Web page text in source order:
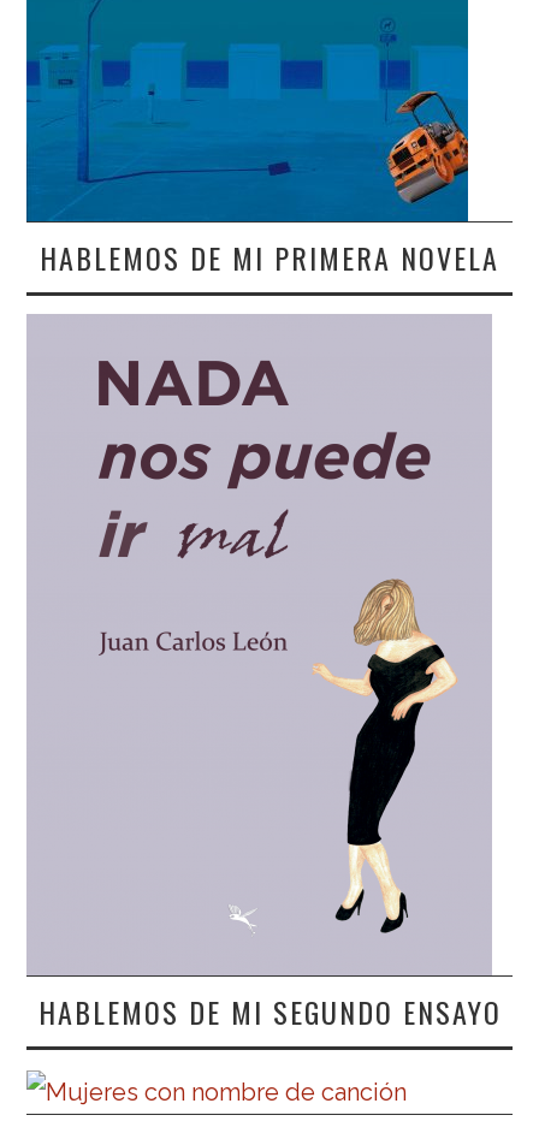
HABLEMOS DE MI PRIMERA NOVELA
HABLEMOS DE MI SEGUNDO ENSAYO